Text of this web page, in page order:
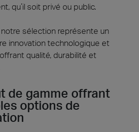
qu’il soit privé ou public.
sélection représente un
innovation technologique et
qualité, durabilité et
de gamme offrant
options de